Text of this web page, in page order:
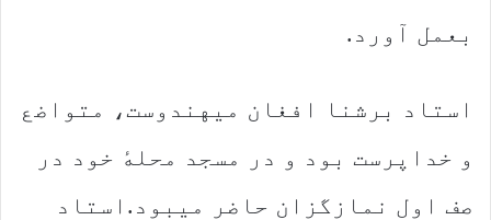
بعمل آورد.
استاد برشنا افغان میهندوست، متواضع
و خداپرست بود و در مسجد محلهٔ خود در
صف اول نمازگزان حاضر میبود.استاد